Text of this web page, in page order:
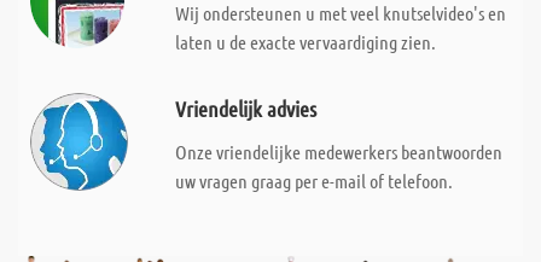
Wij ondersteunen u met veel knutselvideo's en
laten u de exacte vervaardiging zien.
Vriendelijk advies
Onze vriendelijke medewerkers beantwoorden
uw vragen graag per e-mail of telefoon.